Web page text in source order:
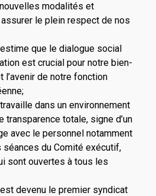
modalités et
le plein respect de nos
estime que le dialogue social
est crucial pour notre bien-
l’avenir de notre fonction
travaille dans un environnement
transparence totale, signe d’un
avec le personnel notamment
séances du Comité exécutif,
sont ouvertes à tous les
est devenu le premier syndicat